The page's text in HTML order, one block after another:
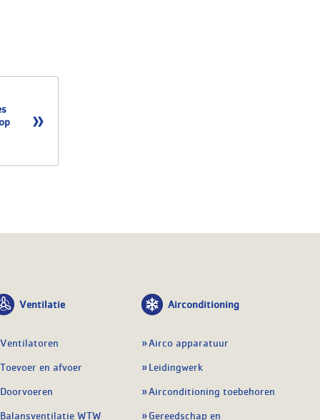
Ventilatie
Ventilatoren
Toevoer en afvoer
Doorvoeren
Balansventilatie WTW
Airconditioning
Airco apparatuur
Leidingwerk
Airconditioning toebehoren
Gereedschap en